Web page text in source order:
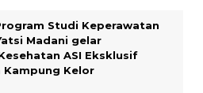
Studi Keperawatan
Madani gelar
ASI Eksklusif
‎Kelor